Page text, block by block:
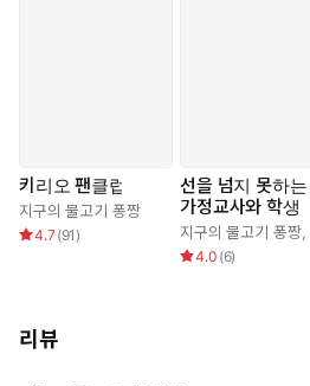
키리오 팬클럽
지구의 물고기 퐁짱
4.7 (91 )
선을 넘지 못하는
가정교사와 학생
지구의 물고기 퐁짱,
4.0 (6)
리뷰